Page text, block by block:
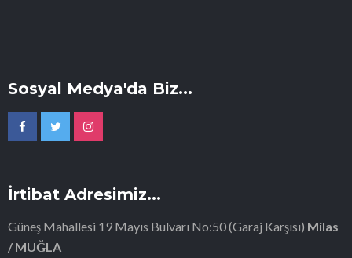
Sosyal Medya'da Biz...
İrtibat Adresimiz...
Güneş Mahallesi 19 Mayıs Bulvarı No:50 (Garaj Karşısı) Milas
/ MUĞLA